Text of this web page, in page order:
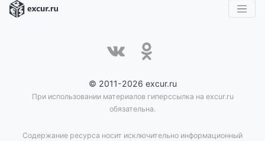
© 2011-2026 excur.ru
При использовании материалов гиперссылка на excur.ru
обязательна.
Содержание ресурса носит исключительно информационный